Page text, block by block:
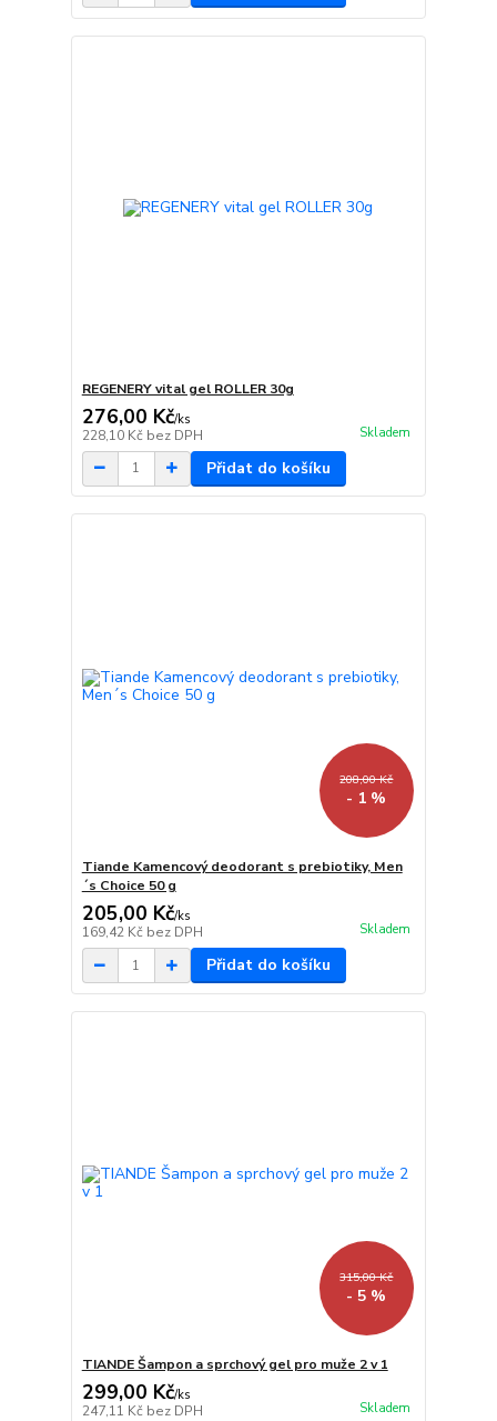
REGENERY vital gel ROLLER 30g
276,00 Kč/ks
228,10 Kč bez DPH Skladem
Přidat do košíku
208,00 Kč
- 1 %
Tiande Kamencový deodorant s prebiotiky, Men
´s Choice 50 g
205,00 Kč/ks
169,42 Kč bez DPH Skladem
Přidat do košíku
315,00 Kč
- 5 %
TIANDE Šampon a sprchový gel pro muže 2 v 1
299,00 Kč/ks
247,11 Kč bez DPH Skladem